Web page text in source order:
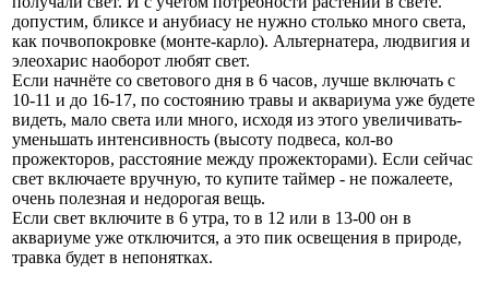
допустим, бликсе и анубиасу не нужно столько много света,
как почвопокровке (монте-карло). Альтернатера, людвигия и
элеохарис наоборот любят свет.
Если начнёте со светового дня в 6 часов, лучше включать с
10-11 и до 16-17, по состоянию травы и аквариума уже будете
видеть, мало света или много, исходя из этого увеличивать-
уменьшать интенсивность (высоту подвеса, кол-во
прожекторов, расстояние между прожекторами). Если сейчас
свет включаете вручную, то купите таймер - не пожалеете,
очень полезная и недорогая вещь.
Если свет включите в 6 утра, то в 12 или в 13-00 он в
аквариуме уже отключится, а это пик освещения в природе,
травка будет в непонятках.